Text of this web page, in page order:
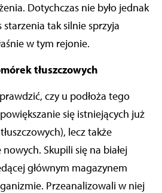
Dotychczas nie było jednak
tak silnie sprzyja
w tym rejonie.
tłuszczowych
czy u podłoża tego
się istniejących już
lecz także
Skupili się na białej
głównym magazynem
Przeanalizowali w niej